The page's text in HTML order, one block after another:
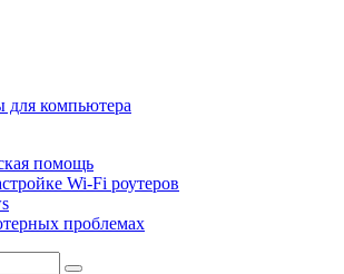
помощь
Wi-Fi роутеров
проблемах